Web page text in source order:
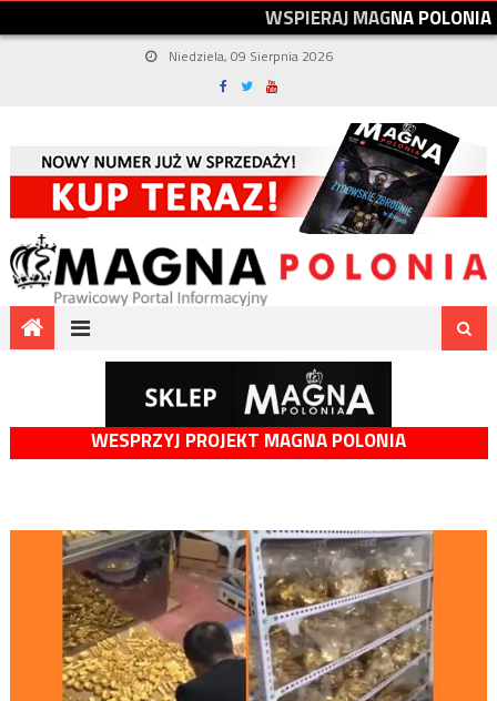
WSPIERAJMAGNAPOLONIA
Niedziela, 09 Sierpnia 2026
WESPRZYJ PROJEKT MAGNA POLONIA